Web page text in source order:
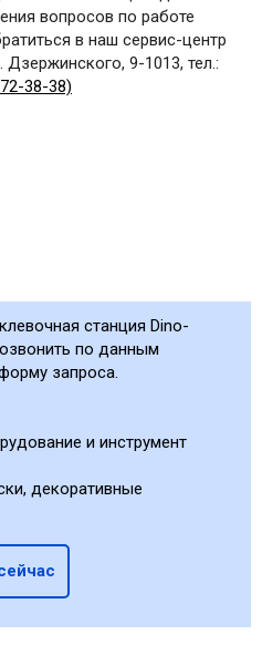
вопросов по работе
в наш сервис-центр
Дзержинского, 9-1013, тел.:
38-38)
станция Dino-
по данным
запроса.
и инструмент
декоративные